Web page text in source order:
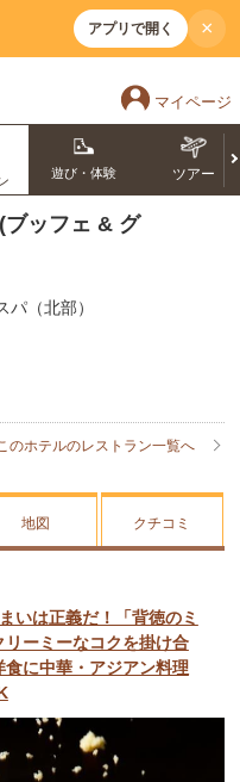
アプリで開く ×
マイページ
遊び・体験 ツアー
ッフェ & グ
（北部）
のホテルのレストラン一覧へ
地図 クチコミ
いは正義だ！「背徳のミ
ーミーなコクを掛け合
に中華・アジアン料理